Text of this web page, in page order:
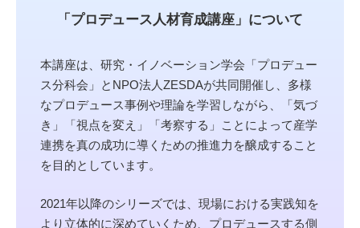
「プロデュース人材育成講座」について
本講座は、研究・イノベーション学会「プロデュー
ス分科会」とNPO法人ZESDAが共同開催し、多様
なプロデュース事例や理論を学習しながら、「気づ
き」「視点を変え」「考察する」ことによって産学
連携を真の成功に導くための推進力を醸成すること
を目的としています。
2021年以降のシリーズでは、現場における実践知を
より立体的に深めていくため、プロデュースする側